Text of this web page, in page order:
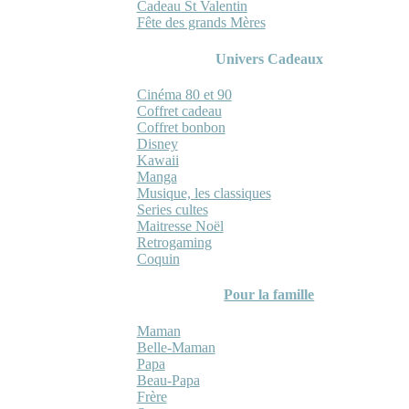
Cadeau St Valentin
Fête des grands Mères
Univers Cadeaux
Cinéma 80 et 90
Coffret cadeau
Coffret bonbon
Disney
Kawaii
Manga
Musique, les classiques
Series cultes
Maitresse Noël
Retrogaming
Coquin
Pour la famille
Maman
Belle-Maman
Papa
Beau-Papa
Frère